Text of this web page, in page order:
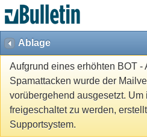
Ablage
Aufgrund eines erhöhten BOT -
Spamattacken wurde der
vorübergehend ausgesetzt. Um
freigeschaltet zu werden,
Supportsystem.